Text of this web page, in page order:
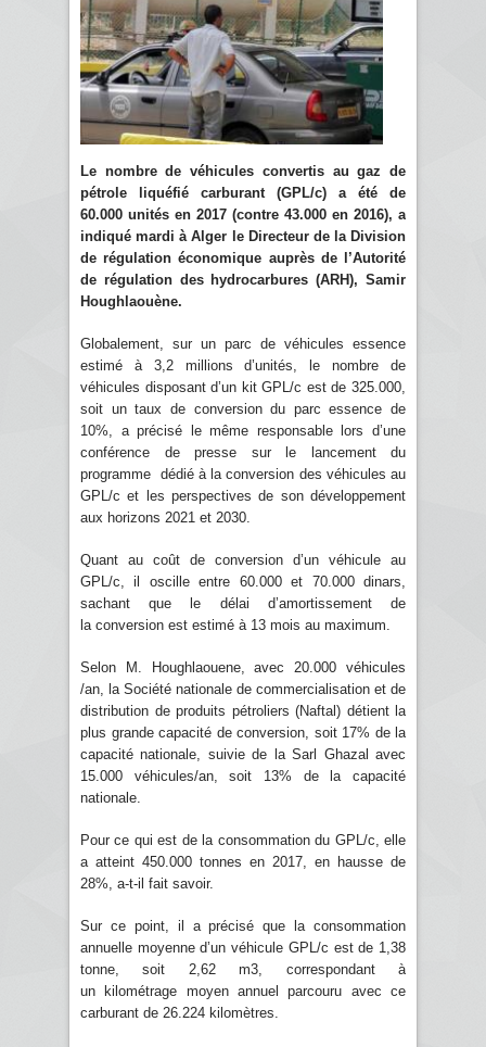
Le nombre de véhicules convertis au gaz de
pétrole liquéfié carburant (GPL/c) a été de
60.000 unités en 2017 (contre 43.000 en 2016), a
indiqué mardi à Alger le Directeur de la Division
de régulation économique auprès de l’Autorité
de régulation des hydrocarbures (ARH), Samir
Houghlaouène.
Globalement, sur un parc de véhicules essence
estimé à 3,2 millions d’unités, le nombre de
véhicules disposant d’un kit GPL/c est de 325.000,
soit un taux de conversion du parc essence de
10%, a précisé le même responsable lors d’une
conférence de presse sur le lancement du
programme dédié à la conversion des véhicules au
GPL/c et les perspectives de son développement
aux horizons 2021 et 2030.
Quant au coût de conversion d’un véhicule au
GPL/c, il oscille entre 60.000 et 70.000 dinars,
sachant que le délai d’amortissement de
la conversion est estimé à 13 mois au maximum.
Selon M. Houghlaouene, avec 20.000 véhicules
/an, la Société nationale de commercialisation et de
distribution de produits pétroliers (Naftal) détient la
plus grande capacité de conversion, soit 17% de la
capacité nationale, suivie de la Sarl Ghazal avec
15.000 véhicules/an, soit 13% de la capacité
nationale.
Pour ce qui est de la consommation du GPL/c, elle
a atteint 450.000 tonnes en 2017, en hausse de
28%, a-t-il fait savoir.
Sur ce point, il a précisé que la consommation
annuelle moyenne d’un véhicule GPL/c est de 1,38
tonne, soit 2,62 m3, correspondant à
un kilométrage moyen annuel parcouru avec ce
carburant de 26.224 kilomètres.